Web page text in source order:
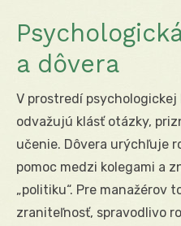
a dôvera
V prostredí
odvažujú klásť otázky,
učenie. Dôvera urýchľuje
pomoc medzi kolegami a
„politiku“. Pre manažérov
zraniteľnosť, spravodlivo